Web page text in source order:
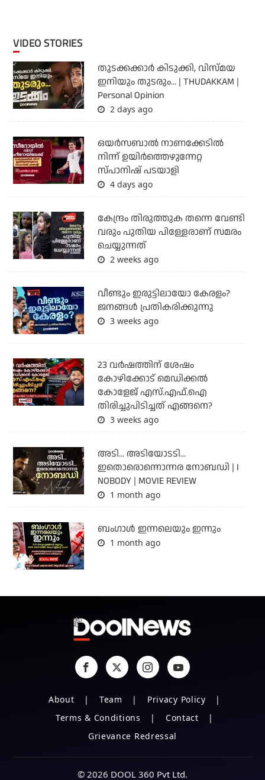
VIDEO STORIES
തുടക്കക്കാര്‍ കിടുക്കി, വിസ്മയ
ഇനിയും തുടരും... | THUDAKKAM |
Personal Opinion
2 days ago
ഒയര്‍സബാൽ നാണക്കേടിൽ
നിന്ന് ഉയിർത്തെഴുന്നേറ്റ
സ്പാനിഷ് പടയാളി
4 days ago
കേന്ദ്രം തിരുത്തുക തന്നെ വേണ്ടി
വരും പുതിയ പിള്ളേരാണ് സമരം
ചെയ്യുന്നത്
2 weeks ago
വീണ്ടും ഇരുട്ടിലായോ കേരളം?
ജനങ്ങൾ പ്രതികരിക്കുന്നു
3 weeks ago
23 വർഷത്തിന് ശേഷം
കോഴിക്കോട് മെഡിക്കൽ
കോളേജ് എസ്.എഫ്.ഐ
തിരിച്ചുപിടിച്ചത് എങ്ങനെ?
3 weeks ago
അടി... അടിയോടടി...
ഇതൊരൊന്നൊന്നര നോബഡി | I
NOBODY | MOVIE REVIEW
1 month ago
ബംഗാള്‍ ഇന്നലെയും ഇന്നും
1 month ago
About Team
Privacy Policy
Terms & Conditions
Contact
Grievance Redressal
© 2026 DOOL 360 Pvt Ltd.